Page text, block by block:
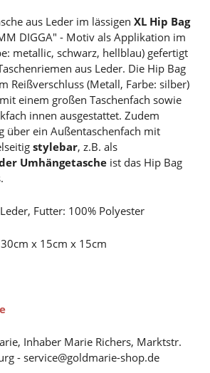
aus Leder im lässigen XL Hip Bag
DIGGA" - Motiv als Applikation im
metallic, schwarz, hellblau) gefertigt
aus Leder. Die Hip Bag
Reißverschluss (Metall, Farbe: silber)
einem großen Taschenfach sowie
innen ausgestattet. Zudem
über ein Außentaschenfach mit
stylebar, z.B. als
Umhängetasche ist das Hip Bag
Leder, Futter: 100% Polyester
30cm x 15cm x 15cm
Inhaber Marie Richers, Marktstr.
- service@goldmarie-shop.de